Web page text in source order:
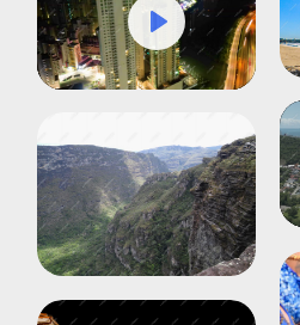
Mute Settings
Play